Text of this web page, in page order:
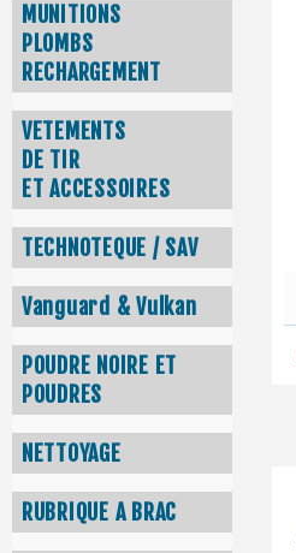
MUNITIONS
PLOMBS
RECHARGEMENT
VETEMENTS
DE TIR
ET ACCESSOIRES
TECHNOTEQUE / SAV
Vanguard & Vulkan
POUDRE NOIRE ET
POUDRES
NETTOYAGE
RUBRIQUE A BRAC